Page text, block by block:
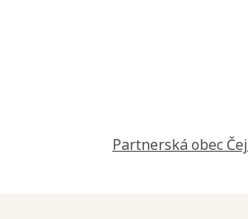
Partnerská obec